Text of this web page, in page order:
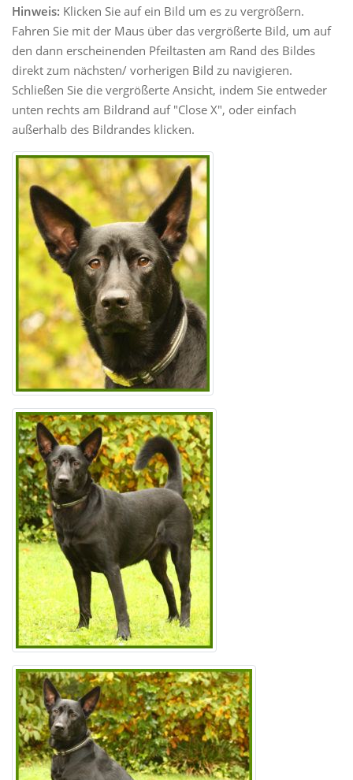
Hinweis: Klicken Sie auf ein Bild um es zu vergrößern.
Fahren Sie mit der Maus über das vergrößerte Bild, um auf
den dann erscheinenden Pfeiltasten am Rand des Bildes
direkt zum nächsten/ vorherigen Bild zu navigieren.
Schließen Sie die vergrößerte Ansicht, indem Sie entweder
unten rechts am Bildrand auf "Close X", oder einfach
außerhalb des Bildrandes klicken.